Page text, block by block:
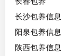
长沙包养信息
阳泉包养信息
陕西包养信息